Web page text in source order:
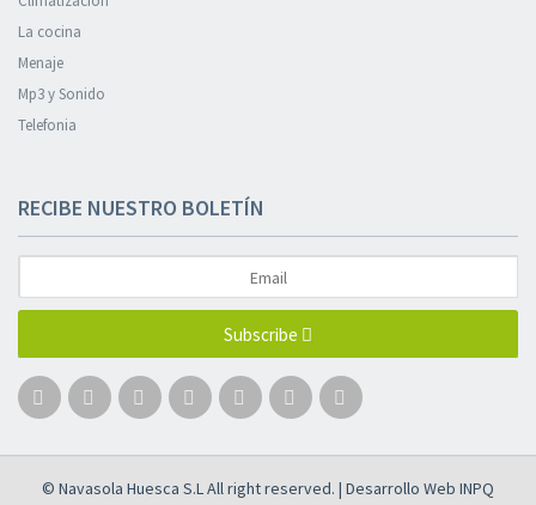
La cocina
Menaje
Mp3 y Sonido
Telefonia
RECIBE NUESTRO BOLETÍN
Subscribe
© Navasola Huesca S.L All right reserved. | Desarrollo Web INPQ